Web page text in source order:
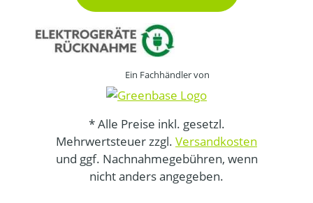
Ein Fachhändler von
* Alle Preise inkl. gesetzl.
Mehrwertsteuer zzgl. Versandkosten
und ggf. Nachnahmegebühren, wenn
nicht anders angegeben.